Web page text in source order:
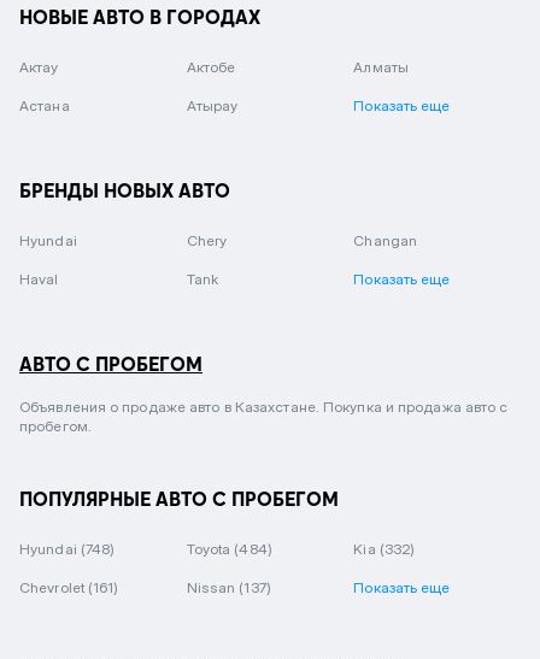
НОВЫЕ АВТО В ГОРОДАХ
Актау Актобе Алматы
Астана Атырау Показать еще
БРЕНДЫ НОВЫХ АВТО
Hyundai Chery Changan
Haval Tank Показать еще
АВТО С ПРОБЕГОМ
Объявления о продаже авто в Казахстане. Покупка и продажа авто с
пробегом.
ПОПУЛЯРНЫЕ АВТО С ПРОБЕГОМ
Hyundai (748) Toyota (484) Kia (332)
Chevrolet (161) Nissan (137) Показать еще